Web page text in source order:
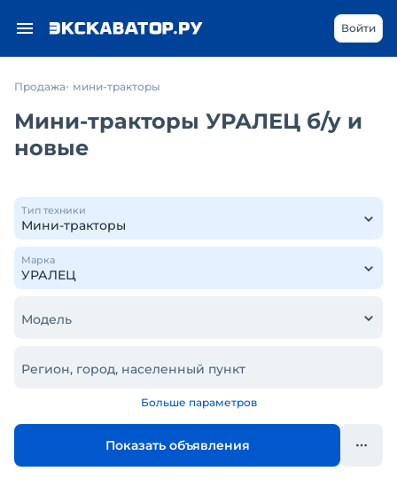
Войти
Продажа мини-тракторы
Мини-тракторы УРАЛЕЦ б/у и
новые
Тип техники
Марка
Модель
Регион, город, населенный пункт
Больше параметров
Показать объявления